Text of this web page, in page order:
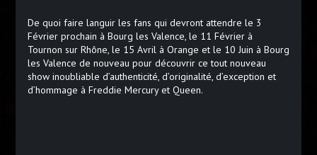
De quoi faire languir les fans qui devront attendre le 3
Février prochain à Bourg les Valence, le 11 Février à
Tournon sur Rhône, le 15 Avril à Orange et le 10 Juin à Bourg
les Valence de nouveau pour découvrir ce tout nouveau
show inoubliable d’authenticité, d’originalité, d’exception et
d’hommage à Freddie Mercury et Queen.